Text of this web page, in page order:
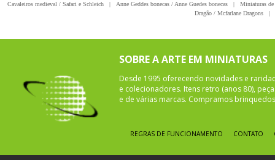
Cavaleiros medieval / Safari e Schleich
| Anne Geddes bonecas / Anne Guedes bonecas |
Miniaturas
Dragão / Mcfarlane Dragons
|
SOBRE A ARTE EM MINIATURAS
Desde 1995 oferecendo novidades e
e colecionadores. Itens retro (anos 80),
e de várias marcas. Compramos
REGRAS DE FUNCIONAMENTO CONTATO